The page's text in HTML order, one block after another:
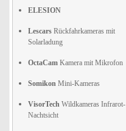
ELESION
Lescars Rückfahrkameras mit
Solarladung
OctaCam Kamera mit Mikrofon
Somikon Mini-Kameras
VisorTech Wildkameras Infrarot-
Nachtsicht